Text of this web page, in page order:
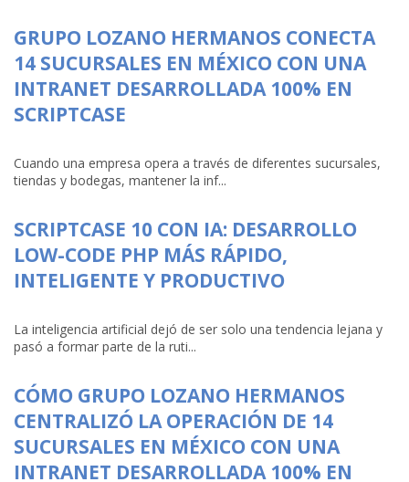
GRUPO LOZANO HERMANOS CONECTA
14 SUCURSALES EN MÉXICO CON UNA
INTRANET DESARROLLADA 100% EN
SCRIPTCASE
Cuando una empresa opera a través de diferentes sucursales,
tiendas y bodegas, mantener la inf...
SCRIPTCASE 10 CON IA: DESARROLLO
LOW-CODE PHP MÁS RÁPIDO,
INTELIGENTE Y PRODUCTIVO
La inteligencia artificial dejó de ser solo una tendencia lejana y
pasó a formar parte de la ruti...
CÓMO GRUPO LOZANO HERMANOS
CENTRALIZÓ LA OPERACIÓN DE 14
SUCURSALES EN MÉXICO CON UNA
INTRANET DESARROLLADA 100% EN